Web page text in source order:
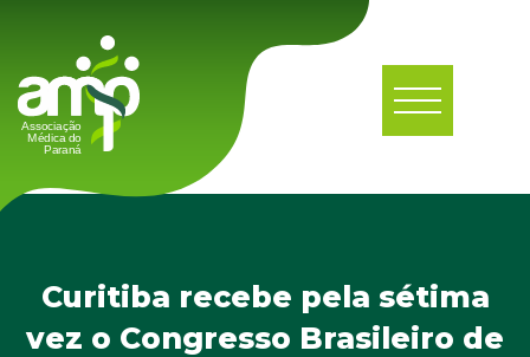
Curitiba recebe pela sétima
vez o Congresso Brasileiro de